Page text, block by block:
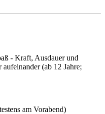
- Kraft, Ausdauer und
(ab 12 Jahre;
am Vorabend)